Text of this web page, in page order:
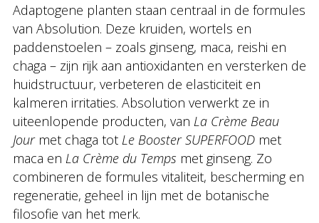
Adaptogene planten staan centraal in de formules
van Absolution. Deze kruiden, wortels en
paddenstoelen – zoals ginseng, maca, reishi en
chaga – zijn rijk aan antioxidanten en versterken de
huidstructuur, verbeteren de elasticiteit en
kalmeren irritaties. Absolution verwerkt ze in
uiteenlopende producten, van La Crème Beau
Jourmet chaga tot Le Booster SUPERFOOD met
maca en La Crème du Temps met ginseng. Zo
combineren de formules vitaliteit, bescherming en
regeneratie, geheel in lijn met de botanische
filosofie van het merk.